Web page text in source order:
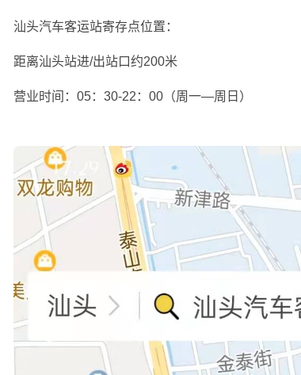
汕头汽车客运站寄存点位置：
距离汕头站进/出站口约200米
营业时间：05：30-22：00（周一—周日）